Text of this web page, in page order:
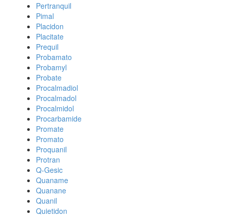
Pertranquil
Pimal
Placidon
Placitate
Prequil
Probamato
Probamyl
Probate
Procalmadiol
Procalmadol
Procalmidol
Procarbamide
Promate
Promato
Proquanil
Protran
Q-Gesic
Quaname
Quanane
Quanil
Quietidon